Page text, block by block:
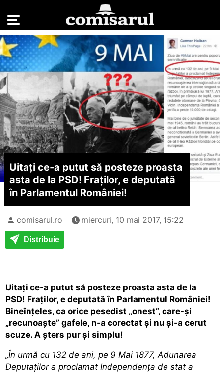
Uitați ce-a putut să posteze proasta
asta de la PSD! Fraților, e deputată
în Parlamentul României!
comisarul.ro miercuri, 10 mai 2017, 15:22
Distribuie
Uitați ce-a putut să posteze proasta asta de la
PSD! Fraților, e deputată în Parlamentul României!
Bineînțeles, ca orice pesedist „onest”, care-și
„recunoaște” gafele, n-a corectat și nu și-a cerut
scuze. A șters pur și simplu!
„În urmă cu 132 de ani, pe 9 Mai 1877, Adunarea
Deputaţilor a proclamat Independenţa de stat a